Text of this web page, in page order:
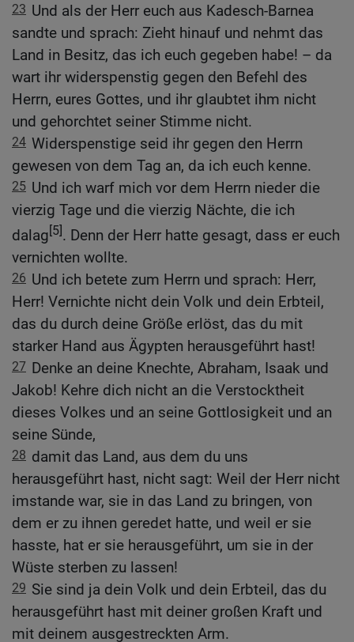
23 Und als der Herr euch aus Kadesch-Barnea
sandte und sprach: Zieht hinauf und nehmt das
Land in Besitz, das ich euch gegeben habe! – da
wart ihr widerspenstig gegen den Befehl des
Herrn, eures Gottes, und ihr glaubtet ihm nicht
und gehorchtet seiner Stimme nicht.
24 Widerspenstige seid ihr gegen den Herrn
gewesen von dem Tag an, da ich euch kenne.
25 Und ich warf mich vor dem Herrn nieder die
vierzig Tage und die vierzig Nächte, die ich
dalag[5]. Denn der Herr hatte gesagt, dass er euch
vernichten wollte.
26 Und ich betete zum Herrn und sprach: Herr,
Herr! Vernichte nicht dein Volk und dein Erbteil,
das du durch deine Größe erlöst, das du mit
starker Hand aus Ägypten herausgeführt hast!
27 Denke an deine Knechte, Abraham, Isaak und
Jakob! Kehre dich nicht an die Verstocktheit
dieses Volkes und an seine Gottlosigkeit und an
seine Sünde,
28 damit das Land, aus dem du uns
herausgeführt hast, nicht sagt: Weil der Herr nicht
imstande war, sie in das Land zu bringen, von
dem er zu ihnen geredet hatte, und weil er sie
hasste, hat er sie herausgeführt, um sie in der
Wüste sterben zu lassen!
29 Sie sind ja dein Volk und dein Erbteil, das du
herausgeführt hast mit deiner großen Kraft und
mit deinem ausgestreckten Arm.